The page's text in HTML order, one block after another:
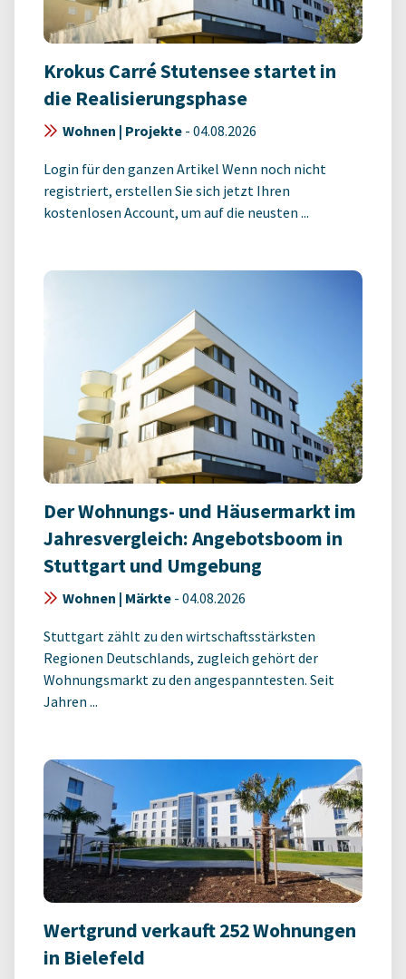
Krokus Carré Stutensee startet in
die Realisierungsphase
Wohnen | Projekte - 04.08.2026
Login für den ganzen Artikel Wenn noch nicht
registriert, erstellen Sie sich jetzt Ihren
kostenlosen Account, um auf die neusten ...
Der Wohnungs- und Häusermarkt im
Jahresvergleich: Angebotsboom in
Stuttgart und Umgebung
Wohnen | Märkte - 04.08.2026
Stuttgart zählt zu den wirtschaftsstärksten
Regionen Deutschlands, zugleich gehört der
Wohnungsmarkt zu den angespanntesten. Seit
Jahren ...
Wertgrund verkauft 252 Wohnungen
in Bielefeld